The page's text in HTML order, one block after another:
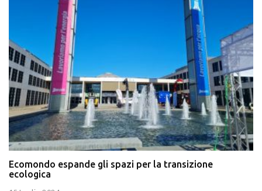
Ecomondo espande gli spazi per la transizione
ecologica